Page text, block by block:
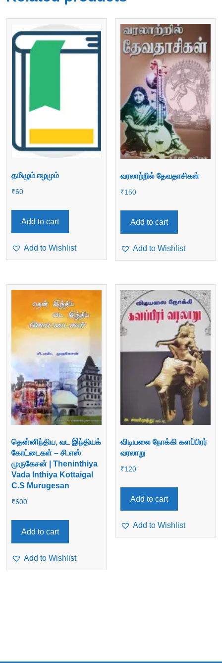
தமிழும் ஈழமும்
₹60
Add to cart
Add to Wishlist
வரலாற்றில் தேவதாசிகள்
₹150
Add to cart
Add to Wishlist
தென்னிந்திய, வட இந்தியக்
கோட்டைகள் – சி.எஸ்
முருகேசன் | Theninthiya
Vada Inthiya Kottaigal
C.S Murugesan
₹600
Add to cart
Add to Wishlist
விடியலை நோக்கி களப்பிரர்
வரலாறு
₹120
Add to cart
Add to Wishlist